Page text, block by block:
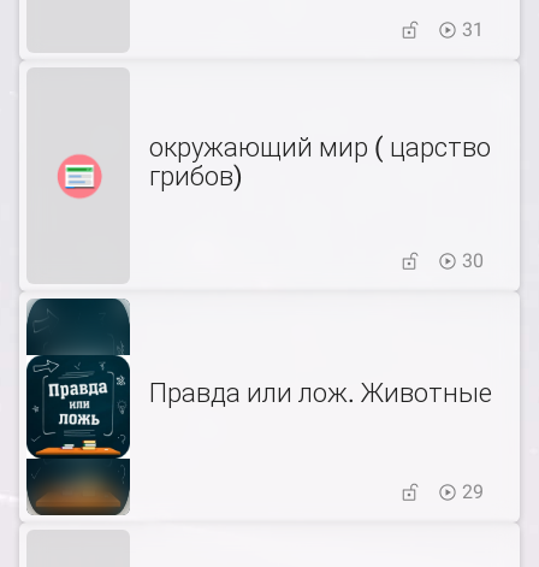
31
окружающий мир ( царство
грибов)
30
Правда или лож. Животные
29